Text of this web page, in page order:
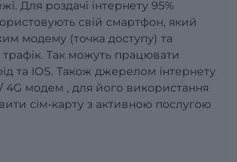
Для роздачі інтернету 95%
свій смартфон, який
модему (точка доступу) та
трафік. Так можуть працювати
та IOS. Також джерелом інтернету
/ 4G модем , для його використання
сім-карту з активною послугою